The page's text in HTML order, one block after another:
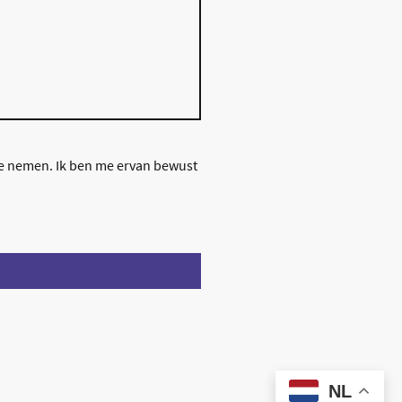
Ik ben me ervan bewust
NL